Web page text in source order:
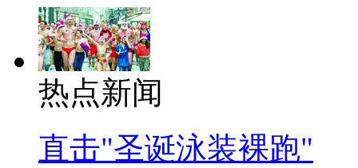
热点新闻
直击"圣诞泳装裸跑"